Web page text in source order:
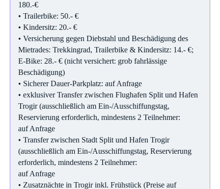
180.-€
• Trailerbike: 50.- €
• Kindersitz: 20.- €
• Versicherung gegen Diebstahl und Beschädigung des
Mietrades: Trekkingrad, Trailerbike & Kindersitz: 14.- €;
E-Bike: 28.- € (nicht versichert: grob fahrlässige
Beschädigung)
• Sicherer Dauer-Parkplatz: auf Anfrage
• exklusiver Transfer zwischen Flughafen Split und Hafen
Trogir (ausschließlich am Ein-/Ausschiffungstag,
Reservierung erforderlich, mindestens 2 Teilnehmer:
auf Anfrage
• Transfer zwischen Stadt Split und Hafen Trogir
(ausschließlich am Ein-/Ausschiffungstag, Reservierung
erforderlich, mindestens 2 Teilnehmer:
auf Anfrage
• Zusatznächte in Trogir inkl. Frühstück (Preise auf